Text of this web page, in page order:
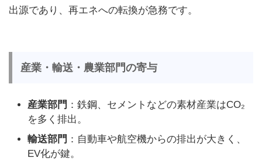
出源であり、再エネへの転換が急務です。
産業・輸送・農業部門の寄与
産業部門 ：鉄鋼、セメントなどの素材産業はCO₂
を多く排出。
輸送部門 ：自動車や航空機からの排出が大きく、
EV化が鍵。